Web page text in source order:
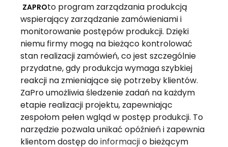
ZAPROto program zarządzania produkcją
wspierający zarządzanie zamówieniami i
monitorowanie postępów produkcji. Dzięki
niemu firmy mogą na bieżąco kontrolować
stan realizacji zamówień, co jest szczególnie
przydatne, gdy produkcja wymaga szybkiej
reakcji na zmieniające się potrzeby klientów.
ZaPro umożliwia śledzenie zadań na każdym
etapie realizacji projektu, zapewniając
zespołom pełen wgląd w postęp produkcji. To
narzędzie pozwala unikać opóźnień i zapewnia
klientom dostęp doinformacjio bieżącym